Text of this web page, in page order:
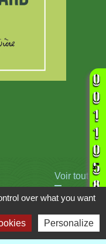
Voir tout
over what you want
Personalize